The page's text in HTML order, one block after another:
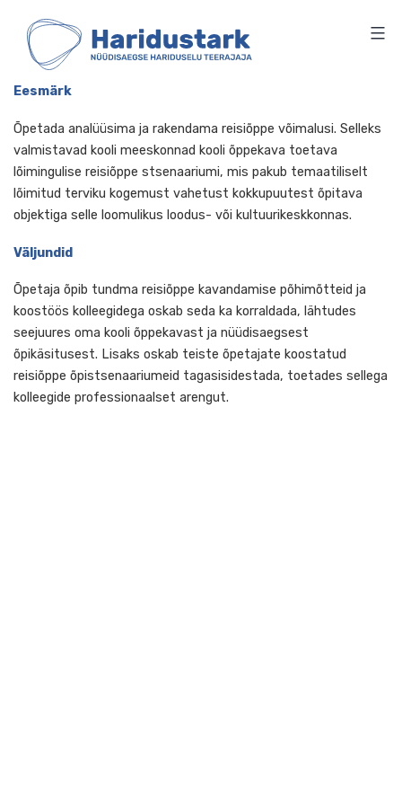
content
Õpetada analüüsima ja rakendama reisiõppe võimalusi.
valmistavad kooli meeskonnad kooli õppekava toetava
lõimingulise reisiõppe stsenaariumi, mis pakub
lõimitud terviku kogemust vahetust kokkupuutest õpitava
Väljundid
Õpetaja õpib tundma reisiõppe kavandamise põhimõtteid
koostöös kolleegidega oskab seda ka korraldada, lähtudes
seejuures oma kooli õppekavast ja nüüdisaegsest
õpikäsitusest. Lisaks oskab teiste õpetajate koostatud